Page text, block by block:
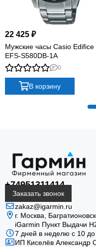
22 425 ₽
Мужские часы Casio Edifice
EFS-S580DB-1A
0
В корзину
+74951311414
Заказать звонок
zakaz@igarmin.ru
г. Москва,
iGarmin Пункт Выдачи
7 дней в неделю с 10 до
ИП Киселёв Александр